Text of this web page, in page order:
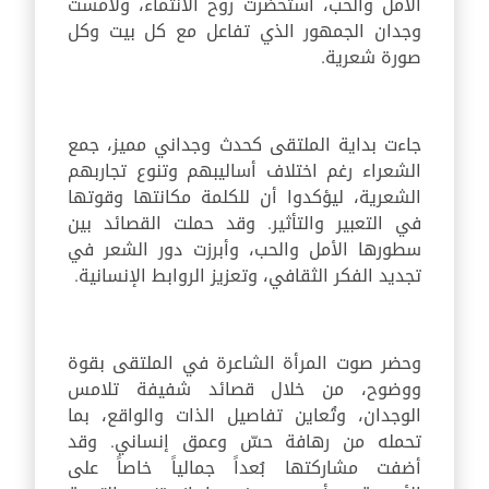
وجدان الجمهور الذي تفاعل مع كل بيت وكل
صورة شعرية.
جاءت بداية الملتقى كحدث وجداني مميز، جمع
الشعراء رغم اختلاف أساليبهم وتنوع تجاربهم
الشعرية، ليؤكدوا أن للكلمة مكانتها وقوتها
في التعبير والتأثير. وقد حملت القصائد بين
سطورها الأمل والحب، وأبرزت دور الشعر في
تجديد الفكر الثقافي، وتعزيز الروابط الإنسانية.
وحضر صوت المرأة الشاعرة في الملتقى بقوة
ووضوح، من خلال قصائد شفيفة تلامس
الوجدان، وتُعاين تفاصيل الذات والواقع، بما
تحمله من رهافة حسّ وعمق إنساني. وقد
أضفت مشاركتها بُعداً جمالياً خاصاً على